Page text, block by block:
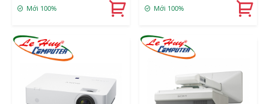
Mới 100% Mới 100%